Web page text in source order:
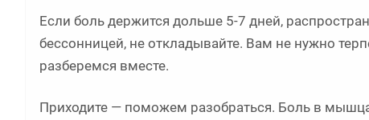
Если боль держится дольше 5-7 дней,
бессонницей, не откладывайте. Вам не нужно
разберемся вместе.
Приходите — поможем разобраться. Боль в